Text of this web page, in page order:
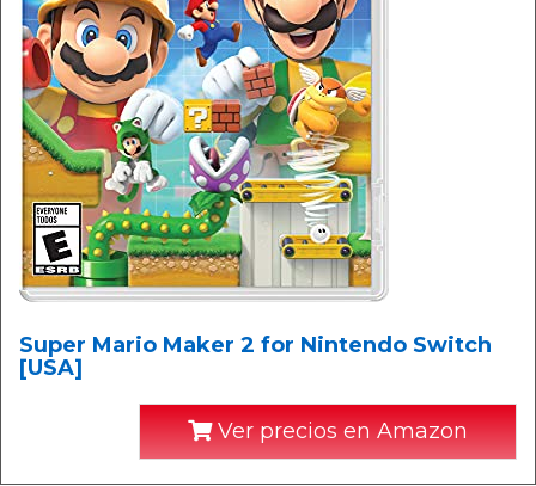
Super Mario Maker 2 for Nintendo Switch
[USA]
Ver precios en Amazon